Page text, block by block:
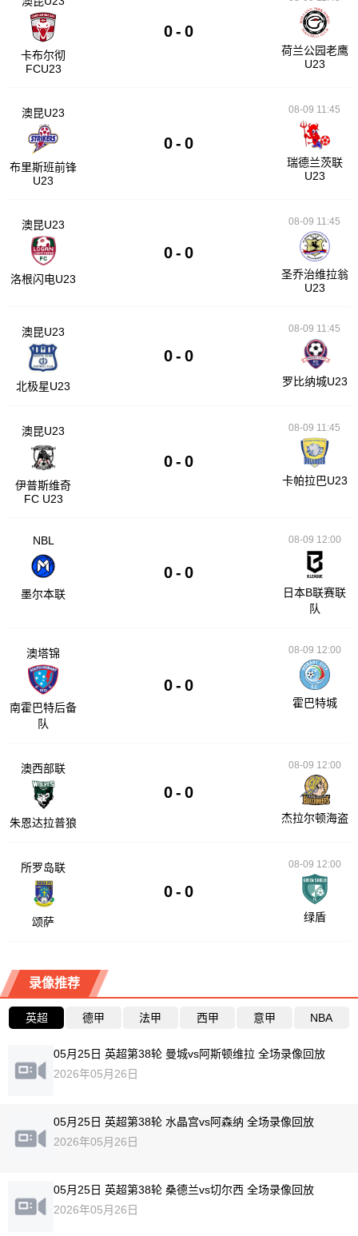
卡布尔彻
FCU23
0 - 0
荷兰公园老鹰
U23
澳昆U23
布里斯班前锋
U23
0 - 0
08-09 11:45
瑞德兰茨联
U23
澳昆U23
洛根闪电U23
0 - 0
08-09 11:45
圣乔治维拉翁
U23
澳昆U23
北极星U23
0 - 0
08-09 11:45
罗比纳城U23
澳昆U23
伊普斯维奇
FC U23
0 - 0
08-09 11:45
卡帕拉巴U23
NBL
墨尔本联
0 - 0
08-09 12:00
日本B联赛联
队
澳塔锦
南霍巴特后备
队
0 - 0
08-09 12:00
霍巴特城
澳西部联
朱恩达拉普狼
0 - 0
08-09 12:00
杰拉尔顿海盗
所罗岛联
颂萨
0 - 0
08-09 12:00
绿盾
录像推荐
英超 德甲 法甲 西甲 意甲 NBA
05月25日 英超第38轮 曼城vs阿斯顿维拉 全场录像回放
2026年05月26日
05月25日 英超第38轮 水晶宫vs阿森纳 全场录像回放
2026年05月26日
05月25日 英超第38轮 桑德兰vs切尔西 全场录像回放
2026年05月26日